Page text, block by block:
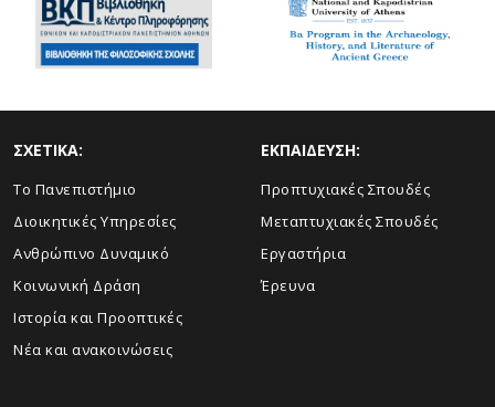
ΣΧΕΤΙΚΑ:
Το Πανεπιστήμιο
Διοικητικές Υπηρεσίες
Ανθρώπινο Δυναμικό
Κοινωνική Δράση
Ιστορία και Προοπτικές
Νέα και ανακοινώσεις
ΕΚΠΑΙΔΕΥΣΗ:
Προπτυχιακές Σπουδές
Μεταπτυχιακές Σπουδές
Εργαστήρια
Έρευνα